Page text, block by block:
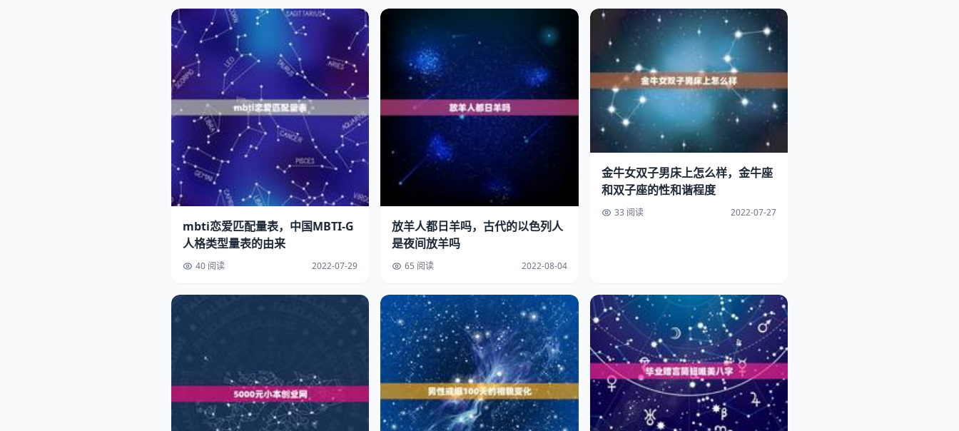
mbti恋爱匹配量表，中国MBTI-G
人格类型量表的由来
40 阅读 2022-07-29
放羊人都日羊吗，古代的以色列人
是夜间放羊吗
65 阅读 2022-08-04
金牛女双子男床上怎么样，金牛座
和双子座的性和谐程度
33 阅读 2022-07-27